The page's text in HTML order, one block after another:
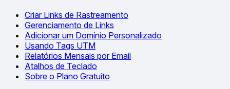
Criar Links de Rastreamento
Gerenciamento de Links
Adicionar um Domínio Personalizado
Usando Tags UTM
Relatórios Mensais por Email
Atalhos de Teclado
Sobre o Plano Gratuito